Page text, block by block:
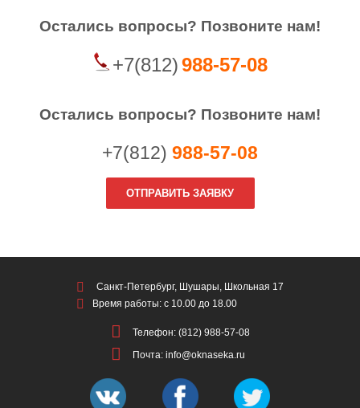
Остались вопросы? Позвоните нам!
+7(812)988-57-08
Остались вопросы? Позвоните нам!
+7(812) 988-57-08
ОТПРАВИТЬ ЗАЯВКУ
Санкт-Петербург, Шушары, Школьная 17
Время работы: с 10.00 до 18.00
Телефон: (812) 988-57-08
Почта: info@oknaseka.ru